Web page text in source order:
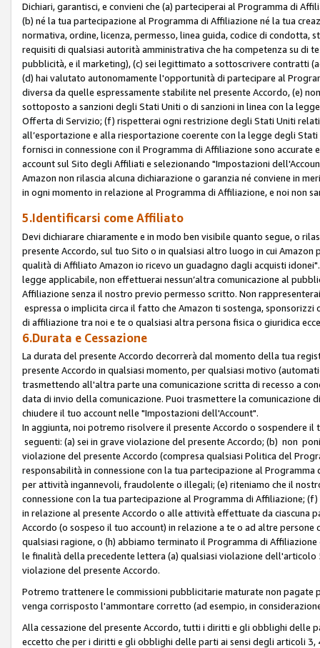
Dichiari, garantisci, e convieni che (a) parteciperai al Programma di
(b) né la tua partecipazione al Programma di Affiliazione né la tua
normativa, ordine, licenza, permesso, linea guida, codice di
requisiti di qualsiasi autorità amministrativa che ha competenza su di
pubblicità, e il marketing), (c) sei legittimato a sottoscrivere contratti
(d) hai valutato autonomamente l'opportunità di partecipare al
diversa da quelle espressamente stabilite nel presente Accordo, (e)
sottoposto a sanzioni degli Stati Uniti o di sanzioni in linea con la
Offerta di Servizio; (f) rispetterai ogni restrizione degli Stati Uniti
all’esportazione e alla riesportazione coerente con la legge degli
fornisci in connessione con il Programma di Affiliazione sono
account sul Sito degli Affiliati e selezionando "Impostazioni
Amazon non rilascia alcuna dichiarazione o garanzia né conviene in
in ogni momento in relazione al Programma di Affiliazione, e noi non
5.Identificarsi come Affiliato
Devi dichiarare chiaramente e in modo ben visibile quanto segue, o
presente Accordo, sul tuo Sito o in qualsiasi altro luogo in cui
qualità di Affiliato Amazon io ricevo un guadagno dagli acquisti
legge applicabile, non effettuerai nessun’altra comunicazione al
Affiliazione senza il nostro previo permesso scritto. Non
espressa o implicita circa il fatto che Amazon ti sostenga,
di affiliazione tra noi e te o qualsiasi altra persona fisica o giuridica
6.Durata e Cessazione
La durata del presente Accordo decorrerà dal momento della tua
presente Accordo in qualsiasi momento, per qualsiasi motivo
trasmettendo all'altra parte una comunicazione scritta di recesso a
data di invio della comunicazione. Puoi trasmettere la
chiudere il tuo account nelle "Impostazioni dell'Account".
In aggiunta, noi potremo risolvere il presente Accordo o sospendere
seguenti: (a) sei in grave violazione del presente Accordo; (b) non
violazione del presente Accordo (compresa qualsiasi Politica del
responsabilità in connessione con la tua partecipazione al
per attività ingannevoli, fraudolente o illegali; (e) riteniamo che il
connessione con la tua partecipazione al Programma di Affiliazione;
in relazione al presente Accordo o alle attività effettuate da ciascuna
Accordo (o sospeso il tuo account) in relazione a te o ad altre
qualsiasi ragione, o (h) abbiamo terminato il Programma di
le finalità della precedente lettera (a) qualsiasi violazione
violazione del presente Accordo.
Potremo trattenere le commissioni pubblicitarie maturate non
venga corrisposto l'ammontare corretto (ad esempio, in
Alla cessazione del presente Accordo, tutti i diritti e gli obblighi delle
eccetto che per i diritti e gli obblighi delle parti ai sensi degli articoli